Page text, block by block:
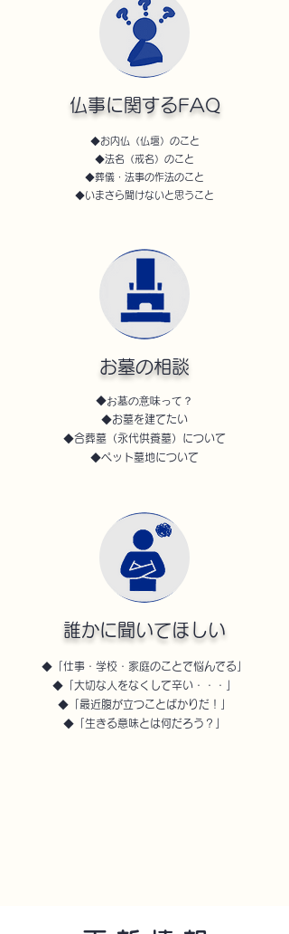
仏事に関するFAQ
◆お内仏（仏壇）のこと
◆法名（戒名）のこと
◆葬儀・法事の作法のこと
◆いまさら聞けないと思うこと
お墓の相談
◆お墓の意味って？
◆お墓を建てたい
◆合葬墓（永代供養墓）について
◆ペット墓地について
誰かに聞いてほしい
◆「仕事・学校・家庭のことで悩んでる」
◆「 大切な人をなくして辛い・・・」
◆「最近腹が立つことばかりだ！」
◆「生きる意味とは何だろう？」